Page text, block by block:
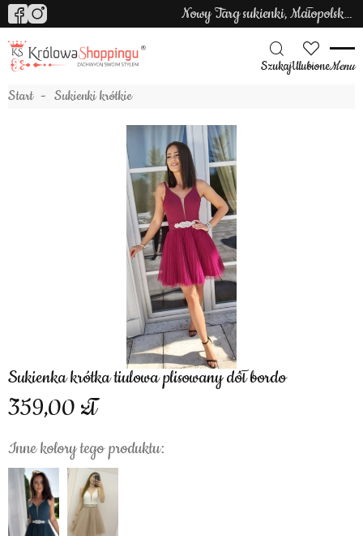
Nowy Targ sukienki, Małopolska sukienki
SzukajUlubioneMenu
Start Sukienki krótkie
Sukienka krótka tiulowa plisowany dół bordo
359,00
Inne kolory tego produktu: